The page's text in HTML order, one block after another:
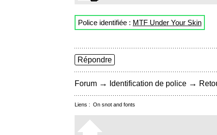
Police identifiée : MTF Under Your Skin
Répondre
Forum → Identification de police →
Liens : On snot and fonts